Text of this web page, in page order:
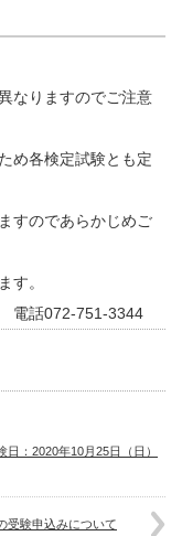
なりますのでご注意
め各検定試験とも定
すのであらかじめご
す。
電話072-751-3344
：2020年10月25日（日）
受験申込みについて